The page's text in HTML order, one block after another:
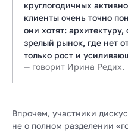
круглогодичных
клиенты очень точно
они хотят:
зрелый рынок, где нет
только рост и
— говорит Ирина Редих.
Впрочем, участники
не о полном разделении